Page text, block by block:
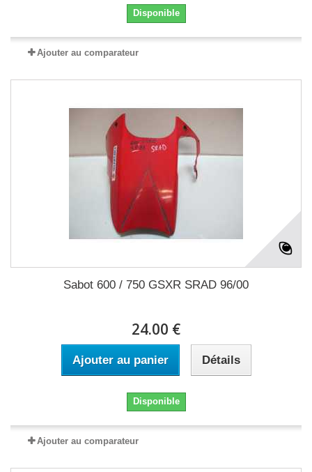
Disponible
Ajouter au comparateur
Sabot 600 / 750 GSXR SRAD 96/00
24.00 €
Ajouter au panier Détails
Disponible
Ajouter au comparateur